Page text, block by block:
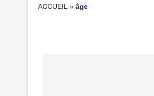
ACCUEIL » âge